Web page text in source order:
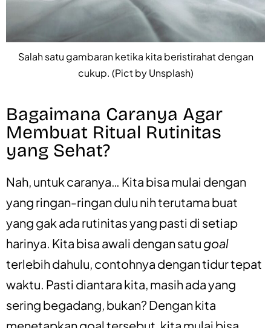
Salah satu gambaran ketika kita beristirahat dengan
cukup. (Pict by Unsplash)
Bagaimana Caranya Agar
Membuat Ritual Rutinitas
yang Sehat?
Nah, untuk caranya… Kita bisa mulai dengan
yang ringan-ringan dulu nih terutama buat
yang gak ada rutinitas yang pasti di setiap
harinya. Kita bisa awali dengan satu goal
terlebih dahulu, contohnya dengan tidur tepat
waktu. Pasti diantara kita, masih ada yang
sering begadang, bukan? Dengan kita